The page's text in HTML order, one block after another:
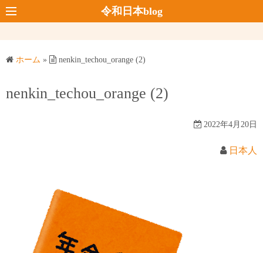
コ
ン
ス
令和日本blog
ホーム » nenkin_techou_orange (2)
nenkin_techou_orange (2)
2022年4月20日
日本人